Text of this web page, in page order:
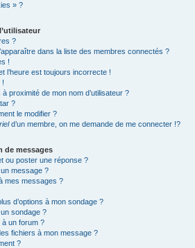
» ?
?
dans la liste des membres connectés ?
!
l’heure est toujours incorrecte !
!
proximité de mon nom d’utilisateur ?
?
le modifier ?
d’un membre, on me demande de me connecter !?
de messages
ou poster une réponse ?
message ?
mes messages ?
d’options à mon sondage ?
sondage ?
à un forum ?
fichiers à mon message ?
?